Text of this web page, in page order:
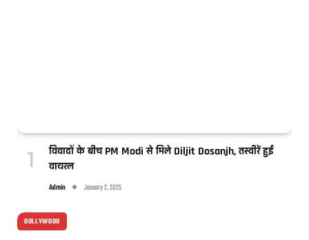
विवादों के बीच PM Modi से मिले Diljit Dosanjh, तस्वीरें हुईं
वायरल
Admin January 2, 2025
BOLLYWOOD